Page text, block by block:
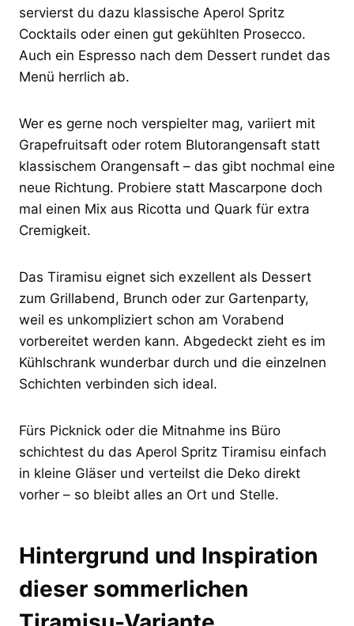
servierst du dazu klassische Aperol Spritz
Cocktails oder einen gut gekühlten Prosecco.
Auch ein Espresso nach dem Dessert rundet das
Menü herrlich ab.
Wer es gerne noch verspielter mag, variiert mit
Grapefruitsaft oder rotem Blutorangensaft statt
klassischem Orangensaft – das gibt nochmal eine
neue Richtung. Probiere statt Mascarpone doch
mal einen Mix aus Ricotta und Quark für extra
Cremigkeit.
Das Tiramisu eignet sich exzellent als Dessert
zum Grillabend, Brunch oder zur Gartenparty,
weil es unkompliziert schon am Vorabend
vorbereitet werden kann. Abgedeckt zieht es im
Kühlschrank wunderbar durch und die einzelnen
Schichten verbinden sich ideal.
Fürs Picknick oder die Mitnahme ins Büro
schichtest du das Aperol Spritz Tiramisu einfach
in kleine Gläser und verteilst die Deko direkt
vorher – so bleibt alles an Ort und Stelle.
Hintergrund und Inspiration
dieser sommerlichen